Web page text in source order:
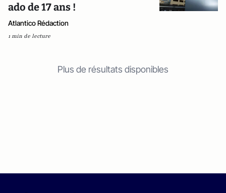
ado de 17 ans !
Atlantico Rédaction
1 min de lecture
Plus de résultats disponibles